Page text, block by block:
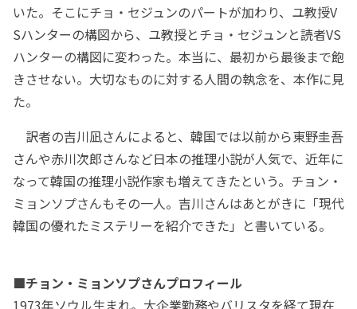
いた。そこにチョ・セジュンのパートが加わり、ユ教授V
Sハンターの構図から、ユ教授とチョ・セジュンと読者VS
ハンターの構図に変わった。本当に、最初から最後まで飽
きさせない。大切なものに対する人間の執念を、本作に見
た。
訳者の吉川凪さんによると、韓国では以前から東野圭吾
さんや赤川次郎さんなど日本の推理小説が人気で、近年に
なって韓国の推理小説作家も増えてきたという。チョン・
ミョンソプさんもその一人。吉川さんはあとがきに「現代
韓国の優れたミステリーを紹介できた」と書いている。
■チョン・ミョンソプさんプロフィール
1973年ソウル生まれ。大企業勤務やバリスタを経て現在